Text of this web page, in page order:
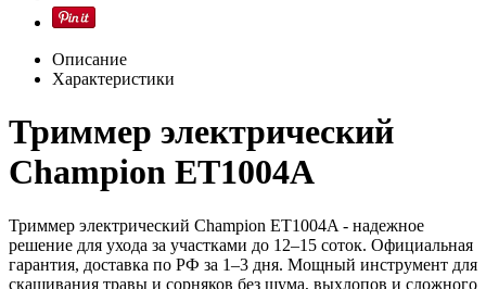
Описание
Характеристики
Триммер электрический
Champion ET1004A
Триммер электрический Champion ET1004A - надежное
решение для ухода за участками до 12–15 соток. Официальная
гарантия, доставка по РФ за 1–3 дня. Мощный инструмент для
скашивания травы и сорняков без шума, выхлопов и сложного